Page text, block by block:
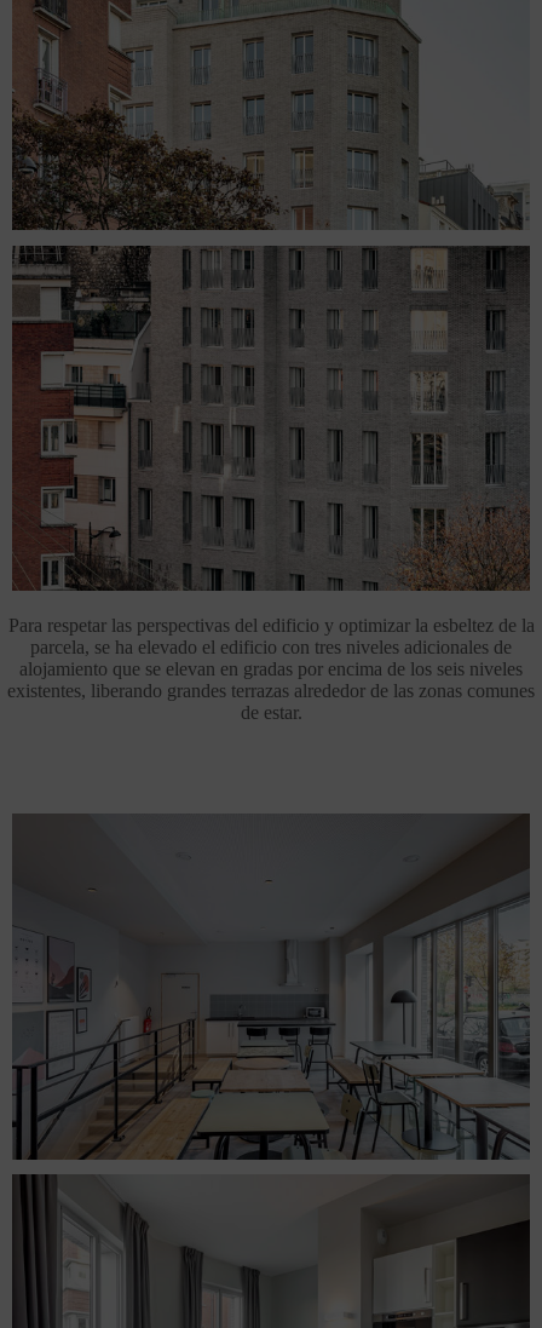
Para respetar las perspectivas del edificio y optimizar la esbeltez de la
parcela, se ha elevado el edificio con tres niveles adicionales de
alojamiento que se elevan en gradas por encima de los seis niveles
existentes, liberando grandes terrazas alrededor de las zonas comunes
de estar.